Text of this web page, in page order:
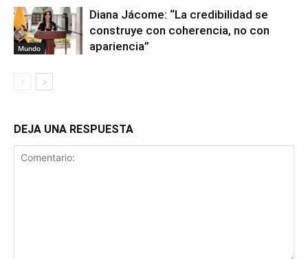
Mundo
Diana Jácome: “La credibilidad se
construye con coherencia, no con
apariencia”
DEJA UNA RESPUESTA